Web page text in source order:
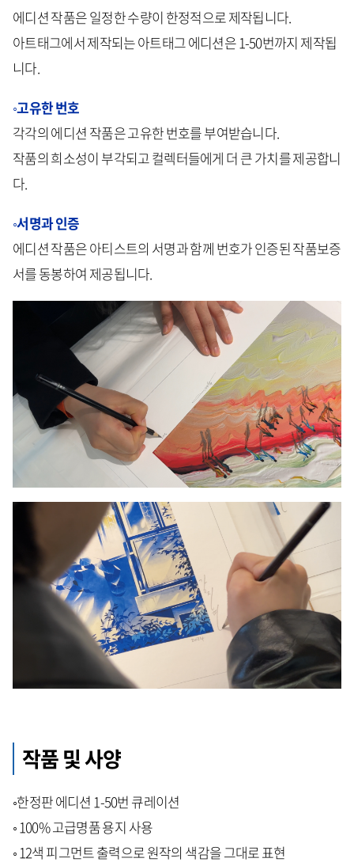
에디션 작품은 일정한 수량이 한정적으로 제작됩니다.
아트태그에서 제작되는 아트태그 에디션은 1-50번까지 제작됩
니다.
◦고유한 번호
각각의 에디션 작품은 고유한 번호를 부여받습니다.
작품의 희소성이 부각되고 컬렉터들에게 더 큰 가치를 제공합니
다.
◦서명과 인증
에디션 작품은 아티스트의 서명과 함께 번호가 인증된 작품보증
서를 동봉하여 제공됩니다.
작품 및 사양
◦한정판 에디션 1-50번 큐레이션
◦ 100% 고급명품 용지 사용
◦ 12색 피그먼트 출력으로 원작의 색감을 그대로 표현